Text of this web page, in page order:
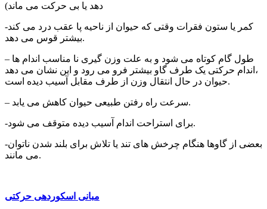
دهد یا بی حرکت می ماند)
-کمر یا ستون فقرات وقتی که حیوان از ناحیه پا عقب درد می کند
بیشتر قوس می دهد.
– طول گام کوتاه می شود و به علت وزن گیری نا مناسب اندام ها
،اندام حرکتی یک طرف گاو بیشتر فرو می رود و این نشان می دهد
حیوان در حال انتقال وزن از طرف مقابل آسیب دیده است.
– سرعت راه رفتن طبیعی حیوان کاهش می یابد.
-برای استراحت اندام آسیب دیده متوقف می شود.
-بعضی از گاوها هنگام چرخش های تند یا تلاش برای بلند شدن ناتوان
می مانند.
مبانی اسکوردهی حرکتی